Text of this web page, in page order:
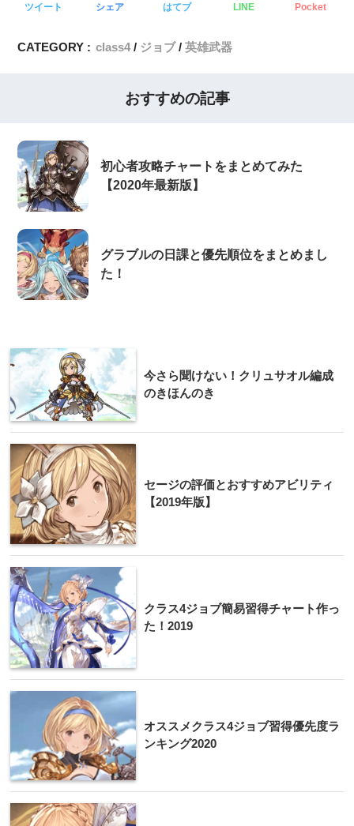
ツイート シェア はてブ LINE Pocket
CATEGORY : class4 ジョブ 英雄武器
おすすめの記事
初心者攻略チャートをまとめてみた
【2020年最新版】
グラブルの日課と優先順位をまとめまし
た！
今さら聞けない！クリュサオル編成
のきほんのき
セージの評価とおすすめアビリティ
【2019年版】
クラス4ジョブ簡易習得チャート作っ
た！2019
オススメクラス4ジョブ習得優先度ラ
ンキング2020